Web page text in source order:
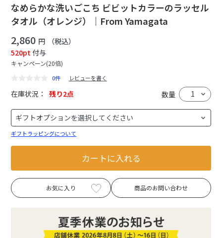
なめらかな洗いごこち ビビットカラーのラッセル
タオル（オレンジ）｜From Yamagata
2,860 円
（税込）
520pt 付与
キャンペーン(20倍)
0件 レビューを書く
在庫状況： 残り2点 数量
ギフトラッピングについて
カートに入れる
お気に入り 商品のお問い合わせ